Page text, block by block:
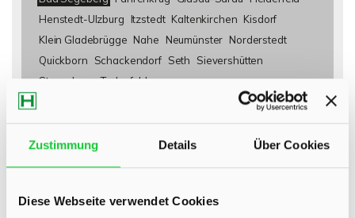
Zustimmung Details Über Cookies
Diese Webseite verwendet Cookies
Henstedt-Ulzburg
Itzstedt Kaltenkirchen Kisdorf
Klein Gladebrügge Nahe Neumünster Norderstedt
Quickborn
Schackendorf Seth
Sievershütten
Stuvenborn Todesfelde
Eigentumswohnungen Bad Segeberg
Eigentumswohnung Bad
Segeberg
Immo Bad Segeberg
Wohnungen Bad Segeberg
Wohnung suche Bad Segeberg
Segeberg
kaufen Bad Segeberg
Immobilie Bad Segeberg